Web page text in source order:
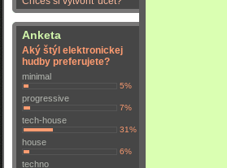
Anketa
Aký štýl elektronickej
hudby preferujete?
minimal
5%
progressive
7%
tech-house
31%
house
6%
techno